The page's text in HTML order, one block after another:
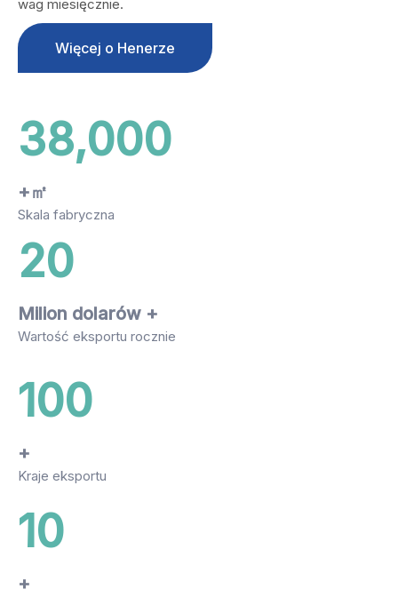
wag miesięcznie.
Więcej o Henerze
38,000
+㎡
Skala fabryczna
20
Milion dolarów +
Wartość eksportu rocznie
100
+
Kraje eksportu
10
+